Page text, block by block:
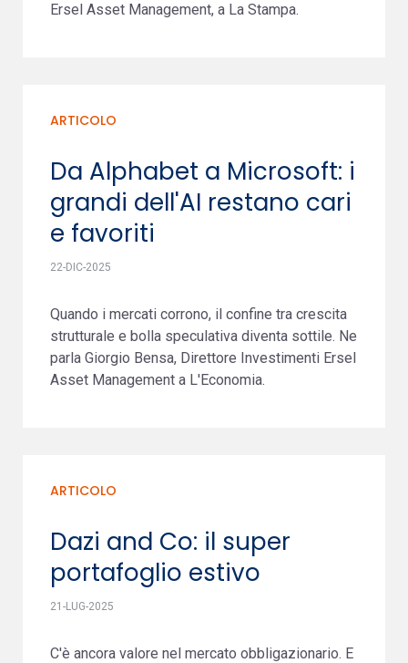
Ersel Asset Management, a La Stampa.
ARTICOLO
Da Alphabet a Microsoft: i
grandi dell'AI restano cari
e favoriti
22-DIC-2025
Quando i mercati corrono, il confine tra crescita
strutturale e bolla speculativa diventa sottile. Ne
parla Giorgio Bensa, Direttore Investimenti Ersel
Asset Management a L'Economia.
ARTICOLO
Dazi and Co: il super
portafoglio estivo
21-LUG-2025
C'è ancora valore nel mercato obbligazionario. E